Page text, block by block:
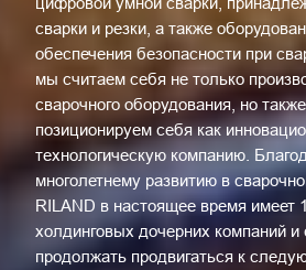
сварки и резки, а также
обеспечения безопасности при
мы считаем себя не только
сварочного оборудования, но также
позиционируем себя как
технологическую компанию.
многолетнему развитию в
RILAND в настоящее время имеет
холдинговых дочерних компаний и
продолжать продвигаться к